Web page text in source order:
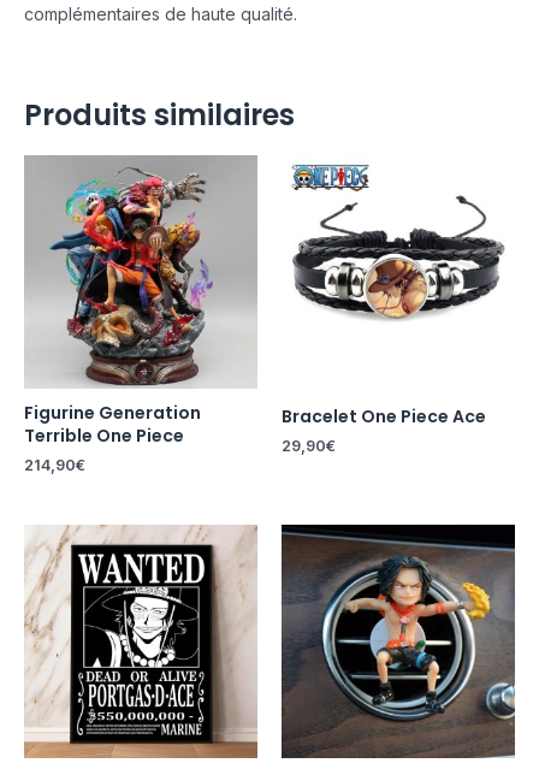
complémentaires de haute qualité.
Produits similaires
Figurine Generation
Terrible One Piece
214,90€
Bracelet One Piece Ace
29,90€